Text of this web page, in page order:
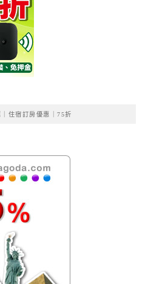
住宿訂房優惠｜75折